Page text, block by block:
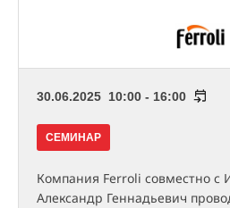
30.06.2025 10:00 - 16:00
СЕМИНАР
Компания Ferroli совместно с
Александр Геннадьевич